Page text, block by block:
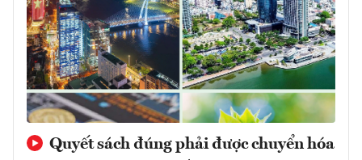
Quyết sách đúng phải được chuyển hóa